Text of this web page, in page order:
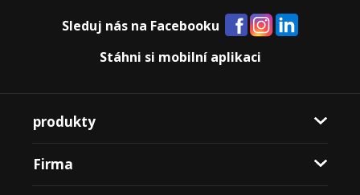
Sleduj nás na Facebooku
Stáhni si mobilní aplikaci
produkty
Firma